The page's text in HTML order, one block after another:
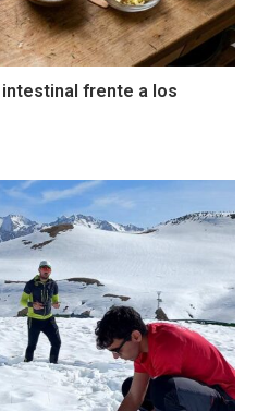
frente a los